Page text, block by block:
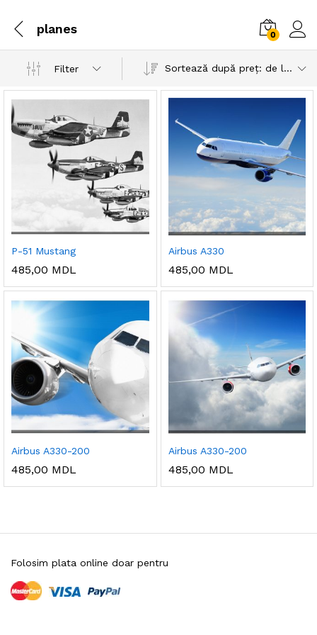
planes 0
Filter Sortează după preț: de la mic la mare
P-51 Mustang
485,00 MDL
Airbus A330
485,00 MDL
Airbus A330-200
485,00 MDL
Airbus A330-200
485,00 MDL
Folosim plata online doar pentru